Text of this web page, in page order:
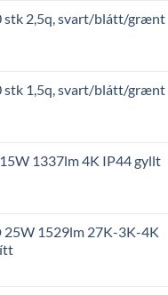
stk 2,5q, svart/blátt/grænt
stk 1,5q, svart/blátt/grænt
1337lm 4K IP44 gyllt
25W 1529lm 27K-3K-4K